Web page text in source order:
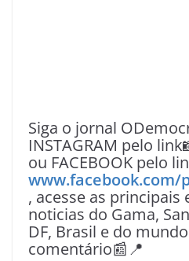
Siga o jornal
INSTAGRAM pelo
ou FACEBOOK pelo
, acesse as principais
noticias do Gama,
DF, Brasil e do
comentário📰📍